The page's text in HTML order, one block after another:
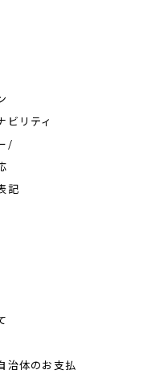
ビリティ
/
記
治体のお支払